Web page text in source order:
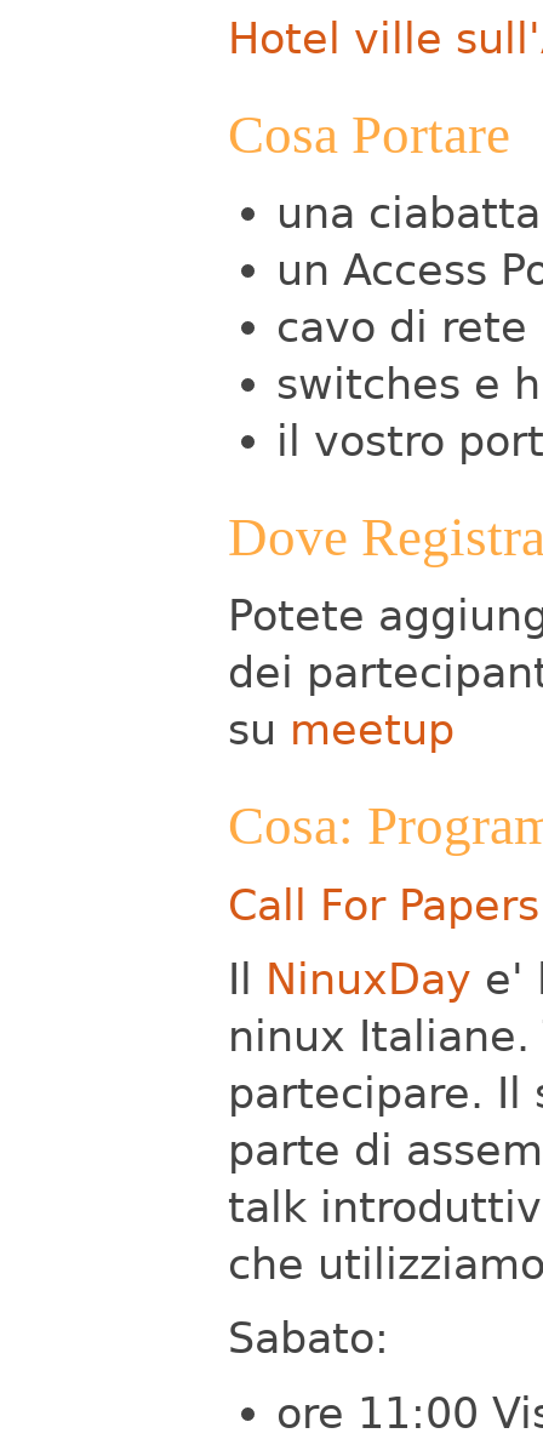
Hotel ville
Cosa Portare
una
un Access
cavo di rete
switches e
il vostro
Dove
Potete
dei
su meetup
Cosa:
Call For Papers
Il NinuxDay e'
ninux
partecipare. Il
parte di
talk
che
Sabato:
ore 11:00